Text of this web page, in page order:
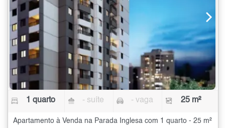
1 quarto - suíte - vaga 25 m²
Apartamento à Venda na Parada Inglesa com 1 quarto - 25 m²